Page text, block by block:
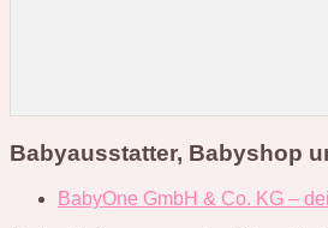
Babyausstatter, Babyshop
BabyOne GmbH & Co. KG –